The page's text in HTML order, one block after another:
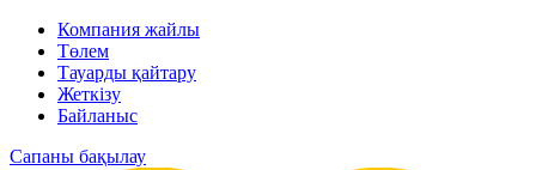
Компания жайлы
Төлем
Тауарды қайтару
Жеткізу
Байланыс
Сапаны бақылау